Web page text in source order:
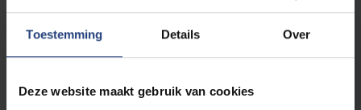
Toestemming Details Over
Deze website maakt gebruik van cookies